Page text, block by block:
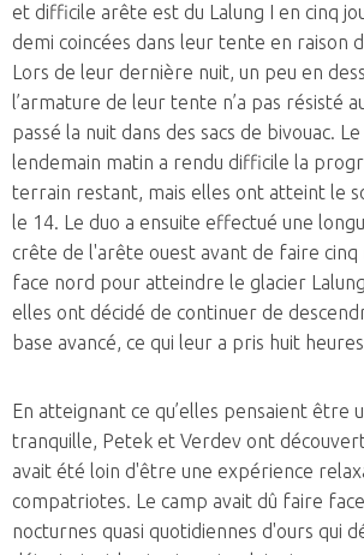
et difficile arête est du Lalung I en cinq
demi coincées dans leur tente en raison
Lors de leur dernière nuit, un peu en
l’armature de leur tente n’a pas résisté
passé la nuit dans des sacs de bivouac.
lendemain matin a rendu difficile la
terrain restant, mais elles ont atteint le
le 14. Le duo a ensuite effectué une
crête de l'arête ouest avant de faire cinq
face nord pour atteindre le glacier
elles ont décidé de continuer de
base avancé, ce qui leur a pris huit
En atteignant ce qu’elles pensaient être
tranquille, Petek et Verdev ont
avait été loin d'être une expérience
compatriotes. Le camp avait dû faire
nocturnes quasi quotidiennes d'ours qui